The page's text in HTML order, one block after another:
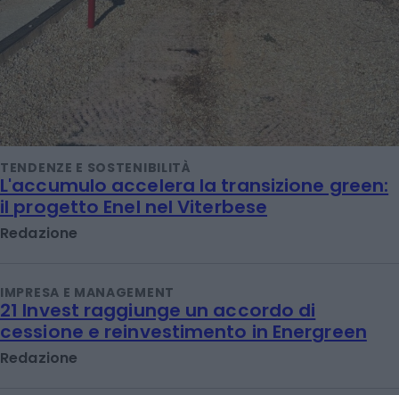
TENDENZE E SOSTENIBILITÀ
L'accumulo accelera la transizione green:
IMPRESA E MANAGEMENT
21 Invest raggiunge un accordo di